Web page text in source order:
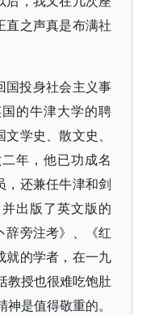
直之声真是布满社
国投身社会主义事
的牛津大学的聘
学史、散文史、
年，他已功成名
，还兼任牛津和剑
出版了英文版的
辞旁注考》、《红
就的学者，在一九
教授也很难吃饱肚
是值得敬重的。